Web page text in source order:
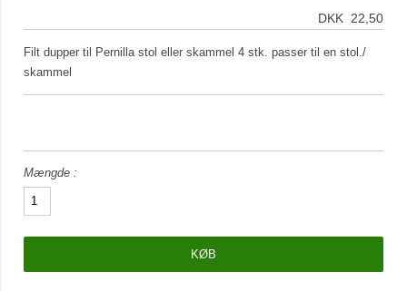
DKK 22,50
Filt dupper til Pernilla stol eller skammel 4 stk. passer til en stol./
skammel
Mængde